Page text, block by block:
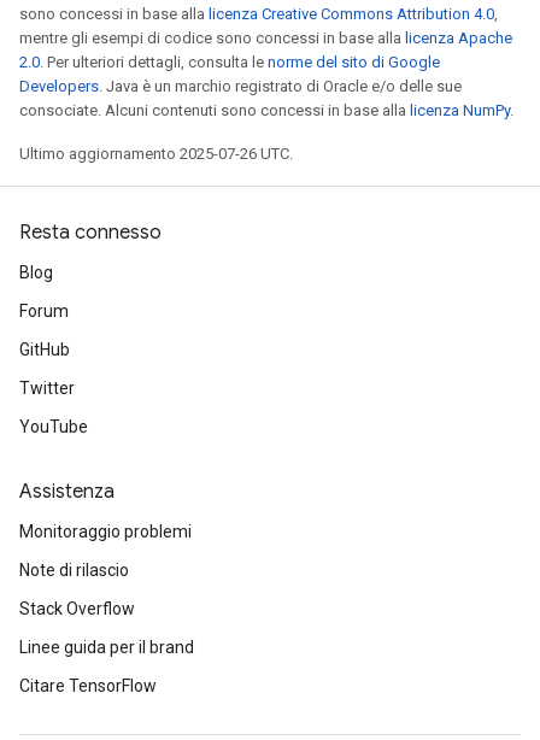
sono concessi in base alla licenza Creative Commons Attribution 4.0,
mentre gli esempi di codice sono concessi in base alla licenza Apache
2.0. Per ulteriori dettagli, consulta le norme del sito di Google
Developers. Java è un marchio registrato di Oracle e/o delle sue
consociate. Alcuni contenuti sono concessi in base alla licenza NumPy.
Ultimo aggiornamento 2025-07-26 UTC.
Resta connesso
Blog
Forum
GitHub
Twitter
YouTube
Assistenza
Monitoraggio problemi
Note di rilascio
Stack Overflow
Linee guida per il brand
Citare TensorFlow